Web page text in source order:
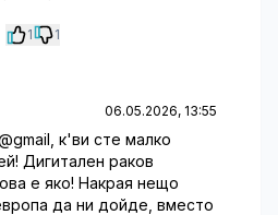
1 1
06.05.2026, 13:55
к'ви сте малко
Дигитален раков
е яко! Накрая нещо
да ни дойде, вместо